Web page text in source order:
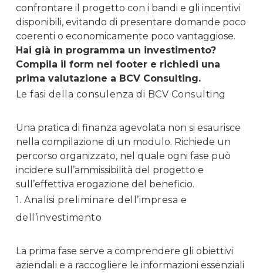
confrontare il progetto con i bandi e gli incentivi
disponibili, evitando di presentare domande poco
coerenti o economicamente poco vantaggiose.
Hai già in programma un investimento?
Compila il form nel footer e richiedi una
prima valutazione a BCV Consulting.
Le fasi della consulenza di BCV Consulting
Una pratica di finanza agevolata non si esaurisce
nella compilazione di un modulo. Richiede un
percorso organizzato, nel quale ogni fase può
incidere sull’ammissibilità del progetto e
sull’effettiva erogazione del beneficio.
1. Analisi preliminare dell’impresa e
dell’investimento
La prima fase serve a comprendere gli obiettivi
aziendali e a raccogliere le informazioni essenziali